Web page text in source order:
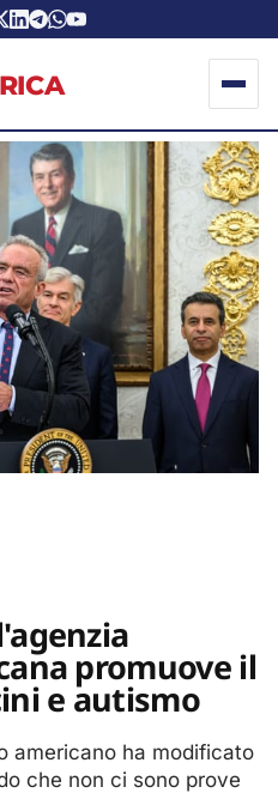
promuove il
e autismo
americano ha modificato
che non ci sono prove